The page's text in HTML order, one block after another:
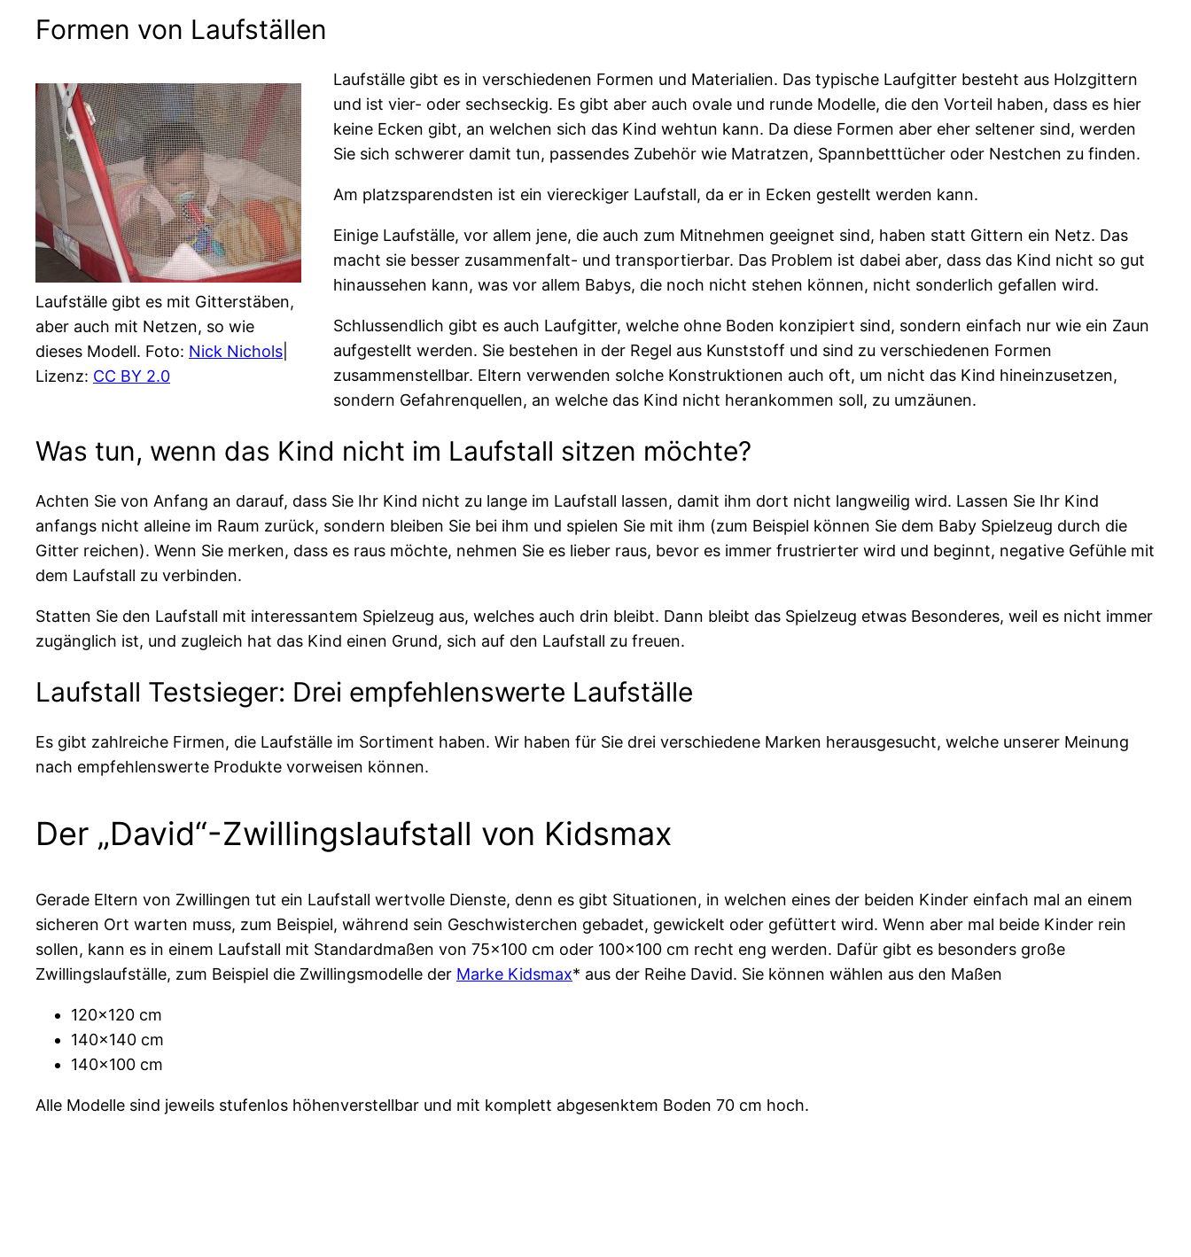
Formen von Laufställen
Laufställe gibt es mit Gitterstäben,
aber auch mit Netzen, so wie
dieses Modell. Foto: Nick Nichols
Lizenz: CC BY 2.0
Laufställe gibt es in verschiedenen Formen und Materialien. Das typische Laufgitter besteht aus Holzgittern
und ist vier- oder sechseckig. Es gibt aber auch ovale und runde Modelle, die den Vorteil haben, dass es hier
keine Ecken gibt, an welchen sich das Kind wehtun kann. Da diese Formen aber eher seltener sind, werden
Sie sich schwerer damit tun, passendes Zubehör wie Matratzen, Spannbetttücher oder Nestchen zu finden.
Am platzsparendsten ist ein viereckiger Laufstall, da er in Ecken gestellt werden kann.
Einige Laufställe, vor allem jene, die auch zum Mitnehmen geeignet sind, haben statt Gittern ein Netz. Das
macht sie besser zusammenfalt- und transportierbar. Das Problem ist dabei aber, dass das Kind nicht so gut
hinaussehen kann, was vor allem Babys, die noch nicht stehen können, nicht sonderlich gefallen wird.
Schlussendlich gibt es auch Laufgitter, welche ohne Boden konzipiert sind, sondern einfach nur wie ein Zaun
aufgestellt werden. Sie bestehen in der Regel aus Kunststoff und sind zu verschiedenen Formen
zusammenstellbar. Eltern verwenden solche Konstruktionen auch oft, um nicht das Kind hineinzusetzen,
sondern Gefahrenquellen, an welche das Kind nicht herankommen soll, zu umzäunen.
Was tun, wenn das Kind nicht im Laufstall sitzen möchte?
Achten Sie von Anfang an darauf, dass Sie Ihr Kind nicht zu lange im Laufstall lassen, damit ihm dort nicht langweilig wird. Lassen Sie Ihr Kind
anfangs nicht alleine im Raum zurück, sondern bleiben Sie bei ihm und spielen Sie mit ihm (zum Beispiel können Sie dem Baby Spielzeug durch die
Gitter reichen). Wenn Sie merken, dass es raus möchte, nehmen Sie es lieber raus, bevor es immer frustrierter wird und beginnt, negative Gefühle mit
dem Laufstall zu verbinden.
Statten Sie den Laufstall mit interessantem Spielzeug aus, welches auch drin bleibt. Dann bleibt das Spielzeug etwas Besonderes, weil es nicht immer
zugänglich ist, und zugleich hat das Kind einen Grund, sich auf den Laufstall zu freuen.
Laufstall Testsieger: Drei empfehlenswerte Laufställe
Es gibt zahlreiche Firmen, die Laufställe im Sortiment haben. Wir haben für Sie drei verschiedene Marken herausgesucht, welche unserer Meinung
nach empfehlenswerte Produkte vorweisen können.
Der „David“-Zwillingslaufstall von Kidsmax
Gerade Eltern von Zwillingen tut ein Laufstall wertvolle Dienste, denn es gibt Situationen, in welchen eines der beiden Kinder einfach mal an einem
sicheren Ort warten muss, zum Beispiel, während sein Geschwisterchen gebadet, gewickelt oder gefüttert wird. Wenn aber mal beide Kinder rein
sollen, kann es in einem Laufstall mit Standardmaßen von 75×100 cm oder 100×100 cm recht eng werden. Dafür gibt es besonders große
Zwillingslaufställe, zum Beispiel die Zwillingsmodelle der Marke Kidsmax* aus der Reihe David. Sie können wählen aus den Maßen
120×120 cm
140×140 cm
140×100 cm
Alle Modelle sind jeweils stufenlos höhenverstellbar und mit komplett abgesenktem Boden 70 cm hoch.